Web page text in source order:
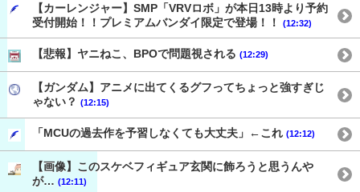
【カーレンジャー】SMP「VRVロボ」が本日13時より予約
受付開始！！プレミアムバンダイ限定で登場！！
(12:32)
【悲報】ヤニねこ、BPOで問題視される (12:29)
【ガンダム】アニメに出てくるグフってちょっと強すぎじ
ゃない？ (12:15)
「MCUの過去作を予習しなくても大丈夫」←これ (12:12)
【画像】このスケベフィギュア玄関に飾ろうと思うんや
が… (12:11)